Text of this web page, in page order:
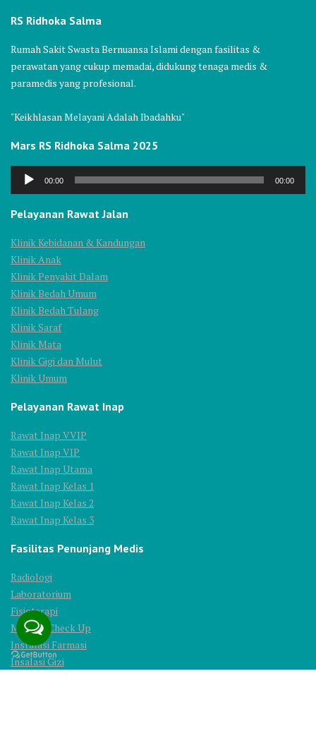
RS Ridhoka Salma
Rumah Sakit Swasta Bernuansa Islami dengan fasilitas &
perawatan yang cukup memadai, didukung tenaga medis &
paramedis yang profesional.
"Keikhlasan Melayani Adalah Ibadahku"
Mars RS Ridhoka Salma 2025
Audio
00:00 00:00
Pelayanan Rawat Jalan
Klinik Kebidanan & Kandungan
Klinik Anak
Klinik Penyakit Dalam
Klinik Bedah Umum
Klinik Bedah Tulang
Klinik Saraf
Klinik Mata
Klinik Gigi dan Mulut
Klinik Umum
Pelayanan Rawat Inap
Rawat Inap VVIP
Rawat Inap VIP
Rawat Inap Utama
Rawat Inap Kelas 1
Rawat Inap Kelas 2
Rawat Inap Kelas 3
Fasilitas Penunjang Medis
Radiologi
Laboratorium
Fisioterapi
Medical Check Up
Instalasi Farmasi
Insalasi Gizi